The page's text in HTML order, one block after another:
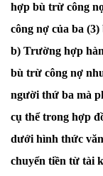
hợp bù trừ công
công nợ của ba
b) Trường hợp
bù trừ công nợ
người thứ ba mà
cụ thể trong hợp
dưới hình thức
chuyển tiền từ tài